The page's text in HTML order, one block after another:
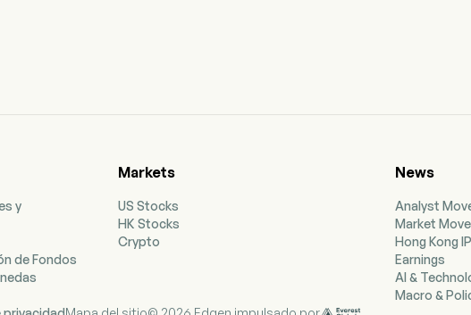
y
de Fondos
Markets
US Stocks
HK Stocks
Crypto
News
Analyst
Market
Hong Kong
Earnings
AI &
Macro &